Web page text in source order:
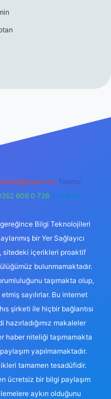
Betexper giriş adresi
Teams:
606 0 726 Telegram:
Bilgi Teknolojileri
bir Yer Sağlayıcı
sitedeki içerikleri proaktif
bulunmamaktadır.
taşımakta olup,
sayılırlar. Bu internet
şirketi ile hiçbir bağlantısı
makaleler
haber niteliği taşımamakta
yapılmamaktadır.
tamamen tesadüfidir.
ücretsiz bir bilgi paylaşım
aykırı olduğunu